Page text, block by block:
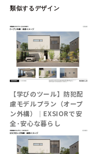
類似するデザイン
【学びのツール】防犯配
慮モデルプラン（オープ
ン外構）│EXSIORで安
全･安心な暮らし